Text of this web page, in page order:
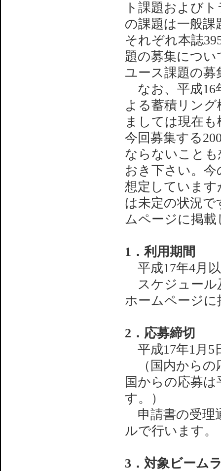
ト課題および
の課題は一般
それぞれ本誌
題の募集につ
ユース課題の
なお、平成16
よる蓄積リン
ましては現在
今回募集する
ならないこと
おき下さい。今
想定しています
は未定の状況で
ムページに掲
1．利用期間
平成17年4月
スケジュール
ホームページ
2．応募締切
平成17年1月5
（国内からの
国からの応募は
す。）
申請書の受理
ルで行います。
3．対象ビーム